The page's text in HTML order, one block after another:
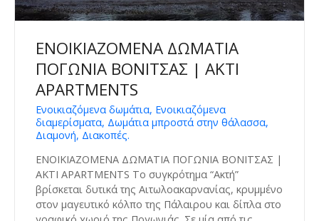
ΕΝΟΙΚΙΑΖΟΜΕΝΑ ΔΩΜΑΤΙΑ
ΠΟΓΩΝΙΑ ΒΟΝΙΤΣΑΣ | AKTI
APARTMENTS
Ενοικιαζόμενα δωμάτια, Ενοικιαζόμενα
διαμερίσματα, Δωμάτια μπροστά στην θάλασσα,
Διαμονή, Διακοπές.
ΕΝΟΙΚΙΑΖΟΜΕΝΑ ΔΩΜΑΤΙΑ ΠΟΓΩΝΙΑ ΒΟΝΙΤΣΑΣ |
AKTI APARTMENTS Το συγκρότημα “Ακτή”
βρίσκεται δυτικά της Αιτωλοακαρνανίας, κρυμμένο
στον μαγευτικό κόλπο της Πάλαιρου και δίπλα στο